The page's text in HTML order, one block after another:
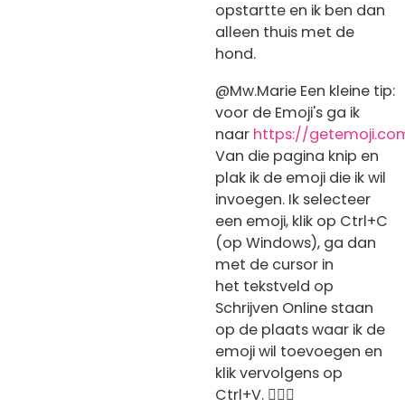
opstartte en ik ben dan
alleen thuis met de
hond.
@Mw.Marie Een kleine tip:
voor de Emoji's ga ik
naar https://
Van die pagina knip en
plak ik de emoji die ik wil
invoegen. Ik selecteer
een emoji, klik op Ctrl+C
(op Windows), ga dan
met de cursor in
het tekstveld op
Schrijven Online staan
op de plaats waar ik de
emoji wil toevoegen en
klik vervolgens op
Ctrl+V. 🕵🏼🐶